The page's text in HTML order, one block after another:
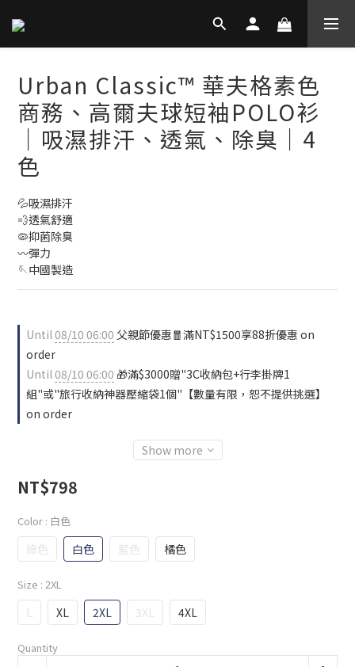
Urban Classic™ 華夫格素色
商務、高爾夫球短袖POLO衫
│吸濕排汗、透氣、除臭│4
色
💦吸濕排汗
💨透氣舒適
🦠抑菌除臭
〰彈力
🪡中國製造
Until08/10 06:00 父親節優惠🧧滿NT$1500享88折優惠 on
order
Until08/10 06:00 🎁滿$3000贈"3C收納包+行李掛牌1
組"或"旅行收納神器壓縮袋1個"【數量有限，恕不提供挑選】
on order
Show more
NT$798
Color : 白色
綠色 白色 藍色 橘色
Size : 2XL
L XL 2XL 3XL 4XL
Quantity